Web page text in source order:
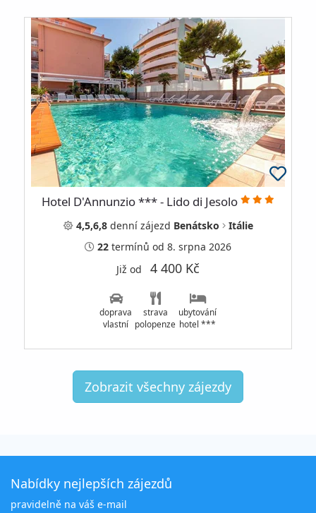
Hotel D'Annunzio *** - Lido di Jesolo
4,5,6,8dennízájezd Benátsko
Itálie
22 termínů od 8. srpna 2026
Již od 4 400 Kč
doprava
vlastní
strava
polopenze
ubytování
hotel ***
Zobrazit všechny zájezdy
Nabídky nejlepších zájezdů
pravidelně na váš e-mail